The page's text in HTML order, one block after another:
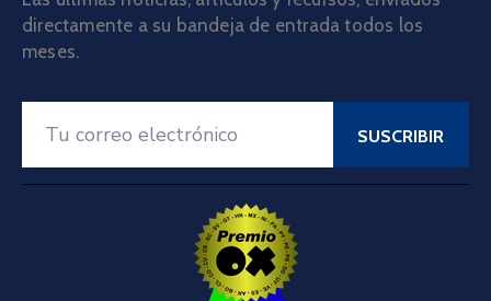
directamente a su bandeja de entrada todos los
meses.